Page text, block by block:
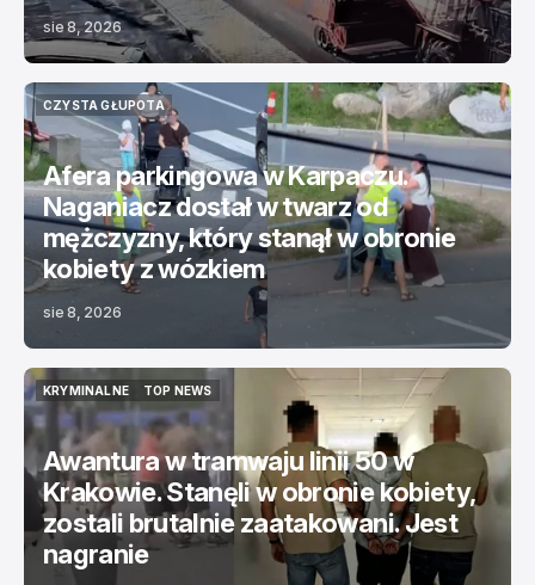
sie 8, 2026
CZYSTA GŁUPOTA
CZYSTA GŁUPOTA
Afera parkingowa w Karpaczu.
Naganiacz dostał w twarz od
mężczyzny, który stanął w obronie
kobiety z wózkiem
sie 8, 2026
KRYMINALNE
KRYMINALNE
TOP NEWS
TOP NEWS
Awantura w tramwaju linii 50 w
Krakowie. Stanęli w obronie kobiety,
zostali brutalnie zaatakowani. Jest
nagranie